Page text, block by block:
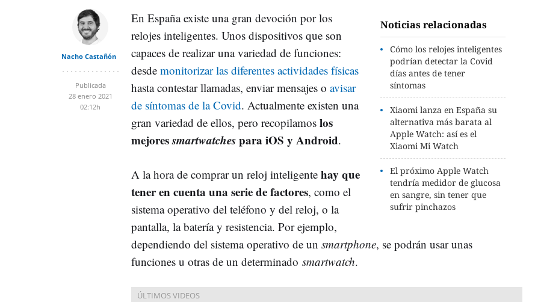
Nacho Castañón
Publicada
28 enero 2021
02:12h
Noticias relacionadas
Cómo los relojes inteligentes
podrían detectar la Covid
días antes de tener
síntomas
Xiaomi lanza en España su
alternativa más barata al
Apple Watch: así es el
Xiaomi Mi Watch
El próximo Apple Watch
tendría medidor de glucosa
en sangre, sin tener que
sufrir pinchazos
En España existe una gran devoción por los
relojes inteligentes. Unos dispositivos que son
capaces de realizar una variedad de funciones:
desde monitorizar las diferentes actividades físicas
hasta contestar llamadas, enviar mensajes o avisar
de síntomas de la Covid. Actualmente existen una
gran variedad de ellos, pero recopilamos los
mejoressmartwatchespara iOS y Android.
A la hora de comprar un reloj inteligente hay que
tener en cuenta una serie de factores, como el
sistema operativo del teléfono y del reloj, o la
pantalla, la batería y resistencia. Por ejemplo,
dependiendo del sistema operativo de un smartphone, se podrán usar unas
funciones u otras de un determinado smartwatch.